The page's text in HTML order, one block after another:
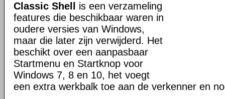
Classic Shell
is een verzameling
features die beschikbaar waren in
oudere versies van Windows,
maar die later zijn verwijderd. Het
beschikt over een aanpasbaar
Startmenu en Startknop voor
Windows 7, 8 en 10, het voegt
een extra werkbalk toe aan de verkenner en